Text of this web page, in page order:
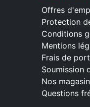
Offres
Protection
Conditions
Mentions
Frais de
Soumission
Nos
Questions